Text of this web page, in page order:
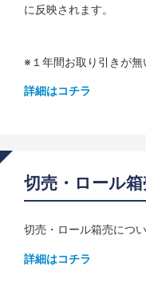
に反映されます。
※１年間お取り引きが無
詳細はコチラ
切売・ロール
切売・ロール箱売につ
詳細はコチラ